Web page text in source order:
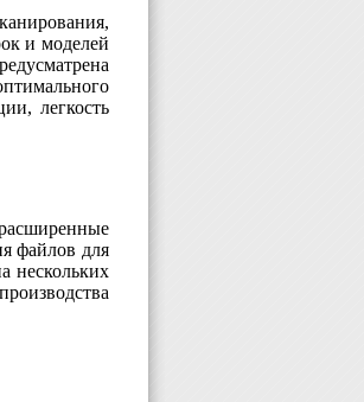
и моделей
легкость
файлов для
нескольких